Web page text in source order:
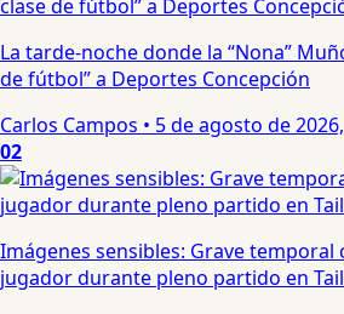
La tarde-noche donde la “Nona”
de fútbol” a Deportes Concepción
Carlos Campos • 5 de agosto de
02
Imágenes sensibles: Grave temporal
jugador durante pleno partido en